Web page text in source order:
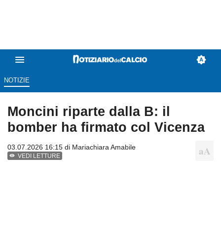
NOTIZIE
Moncini riparte dalla B: il
bomber ha firmato col Vicenza
03.07.2026 16:15 di Mariachiara Amabile
VEDI LETTURE